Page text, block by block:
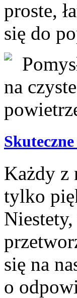
proste,
się do
Każdy z
tylko
się na
o